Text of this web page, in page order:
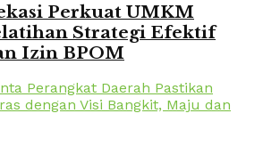
Perkuat UMKM
Strategi Efektif
Izin BPOM